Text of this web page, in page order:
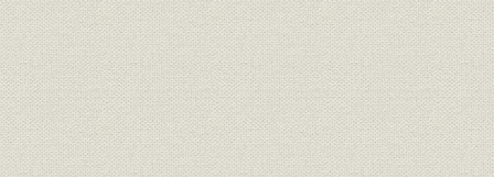
経営 (大元方改役)御尋ニ付見込書 明治一八
経営 三井高福 申談書 明治一八
財務・業績 明治十八年大元方出費改正書写 明治一八年
経営 家長方議書 明治一九